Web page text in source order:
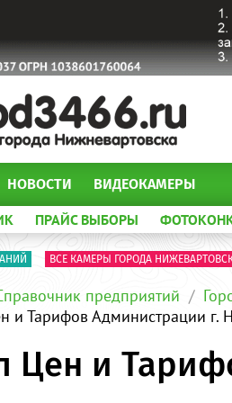
НОВОСТИ ВИДЕОКАМЕРЫ
ПРАЙС ВЫБОРЫ
ВСЕ КАМЕРЫ ГОРОДА
предприятий
и Тарифов Администрации г.
Цен и